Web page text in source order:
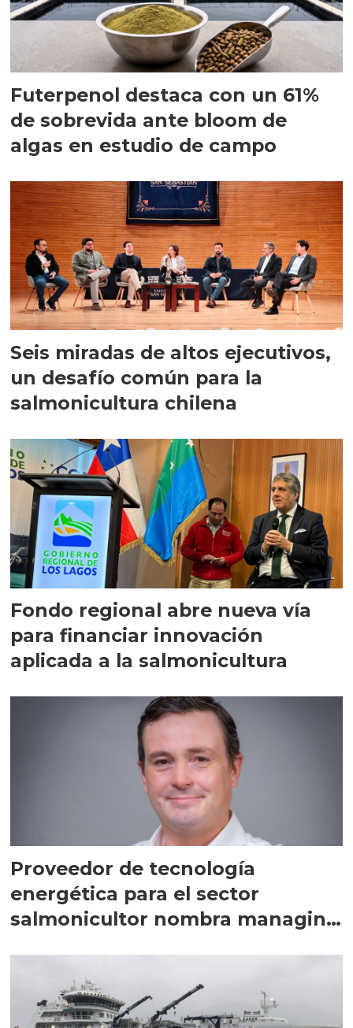
Futerpenol destaca con un 61%
de sobrevida ante bloom de
algas en estudio de campo
Seis miradas de altos ejecutivos,
un desafío común para la
salmonicultura chilena
Fondo regional abre nueva vía
para financiar innovación
aplicada a la salmonicultura
Proveedor de tecnología
energética para el sector
salmonicultor nombra managing